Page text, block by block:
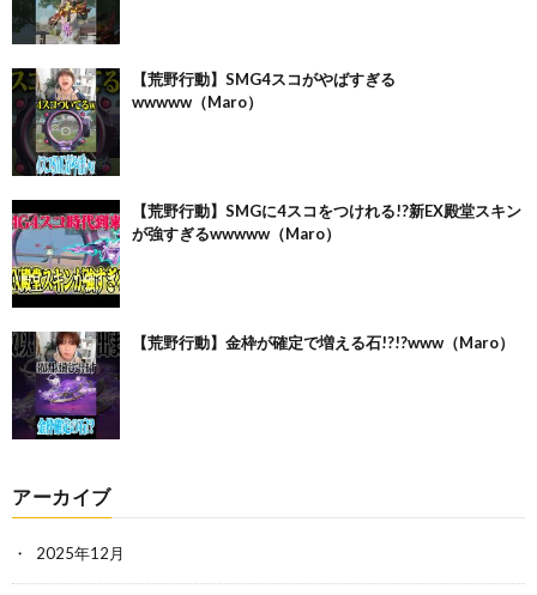
【荒野行動】SMG4スコがやばすぎる
wwwww（Maro）
【荒野行動】SMGに4スコをつけれる!?新EX殿堂スキン
が強すぎるwwwww（Maro）
【荒野行動】金枠が確定で増える石!?!?www（Maro）
アーカイブ
2025年12月